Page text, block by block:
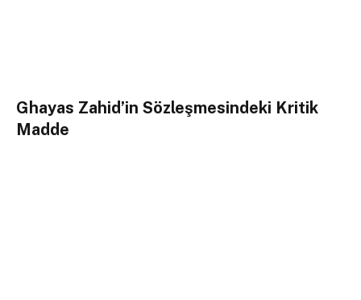
Ghayas Zahid’in Sözleşmesindeki Kritik
Madde